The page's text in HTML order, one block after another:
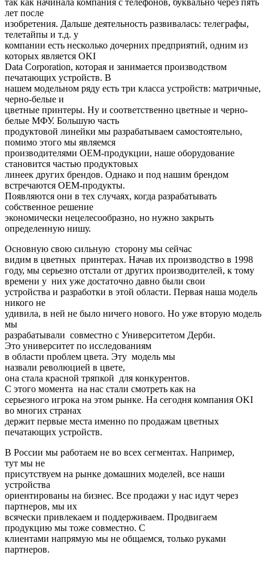
так как начинала компания с телефонов, буквально через пять
лет после
изобретения. Дальше деятельность развивалась: телеграфы,
телетайпы и т.д. у
компании есть несколько дочерних предприятий, одним из
которых является OKI
Data Corporation, которая и занимается производством
печатающих устройств. В
нашем модельном ряду есть три класса устройств: матричные,
черно-белые и
цветные принтеры. Ну и соответственно цветные и черно-
белые МФУ. Большую часть
продуктовой линейки мы разрабатываем самостоятельно,
помимо этого мы являемся
производителями OEM-продукции, наше оборудование
становится частью продуктовых
линеек других брендов. Однако и под нашим брендом
встречаются OEM-продукты.
Появляются они в тех случаях, когда разрабатывать
собственное решение
экономически нецелесообразно, но нужно закрыть
определенную нишу.
Основную свою сильную сторону мы сейчас
видим в цветных принтерах. Начав их производство в 1998
году, мы серьезно отстали от других производителей, к тому
времени у них уже достаточно давно были свои
устройства и разработки в этой области. Первая наша модель
никого не
удивила, в ней не было ничего нового. Но уже вторую модель
мы
разрабатывали совместно с Университетом Дерби.
Это университет по исследованиям
в области проблем цвета. Эту модель мы
назвали революцией в цвете,
она стала красной тряпкой для конкурентов.
С этого момента на нас стали смотреть как на
серьезного игрока на этом рынке. На сегодня компания OKI
во многих странах
держит первые места именно по продажам цветных
печатающих устройств.
В России мы работаем не во всех сегментах. Например,
тут мы не
присутствуем на рынке домашних моделей, все наши
устройства
ориентированы на бизнес. Все продажи у нас идут через
партнеров, мы их
всячески привлекаем и поддерживаем. Продвигаем
продукцию мы тоже совместно. С
клиентами напрямую мы не общаемся, только руками
партнеров.